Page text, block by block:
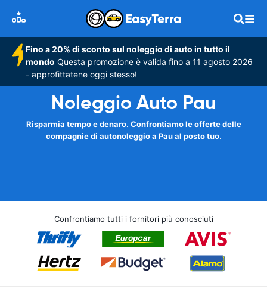
Fino a 20% di sconto sul noleggio di auto in tutto il
mondo Questa promozione è valida fino a 11 agosto 2026
- approfittatene oggi stesso!
Noleggio Auto Pau
Risparmia tempo e denaro. Confrontiamo le offerte delle
compagnie di autonoleggio a Pau al posto tuo.
Confrontiamo tutti i fornitori più conosciuti